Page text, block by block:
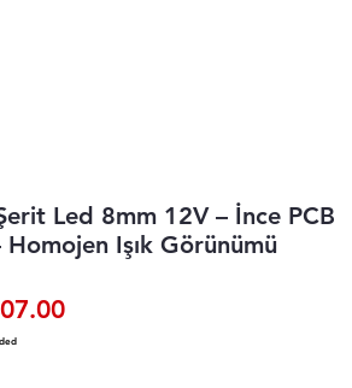
Led 8mm 12V – İnce PCB
Homojen Işık Görünümü
Price